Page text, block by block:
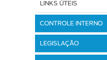
LINKS ÚTEIS
CONTROLE INTERNO
LEGISLAÇÃO